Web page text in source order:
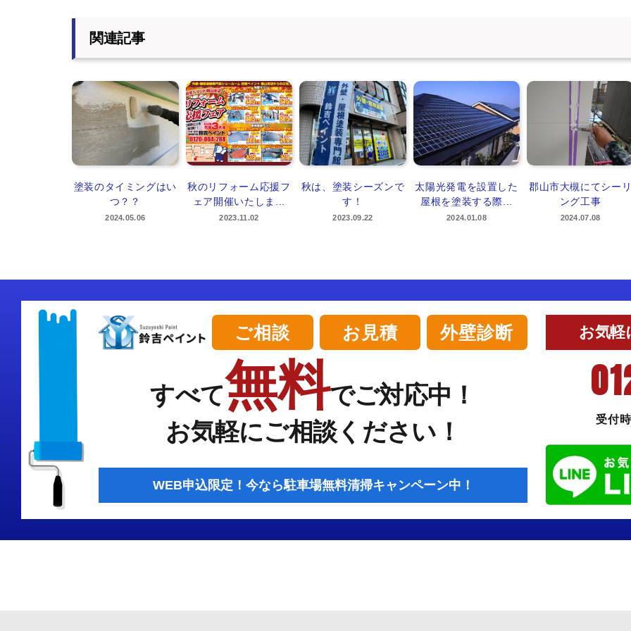
関連記事
塗装のタイミングはい
つ？？
2024.05.06
秋のリフォーム応援フ
ェア開催いたしま...
2023.11.02
秋は、塗装シーズンで
す！
2023.09.22
太陽光発電を設置した
屋根を塗装する際...
2024.01.08
郡山市大槻にてシー
ング工事
2024.07.08
ご相談 お見積 外壁診断
すべて無料でご対応中！
お気軽にご相談ください！
WEB申込限定！今なら駐車場無料清掃キャンペーン中！
お気軽
受付